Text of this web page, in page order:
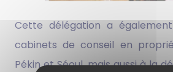
Cette délégation a
cabinets de conseil en
Pékin et Séoul, mais aussi à la